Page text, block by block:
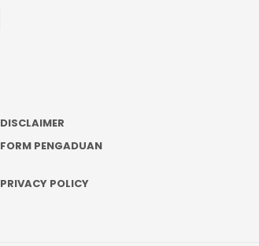
DISCLAIMER
FORM PENGADUAN
PRIVACY POLICY